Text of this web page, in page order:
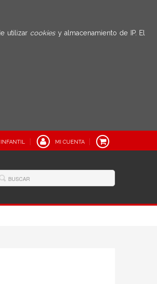
utilizar cookies y almacenamiento de IP. El
MI CUENTA